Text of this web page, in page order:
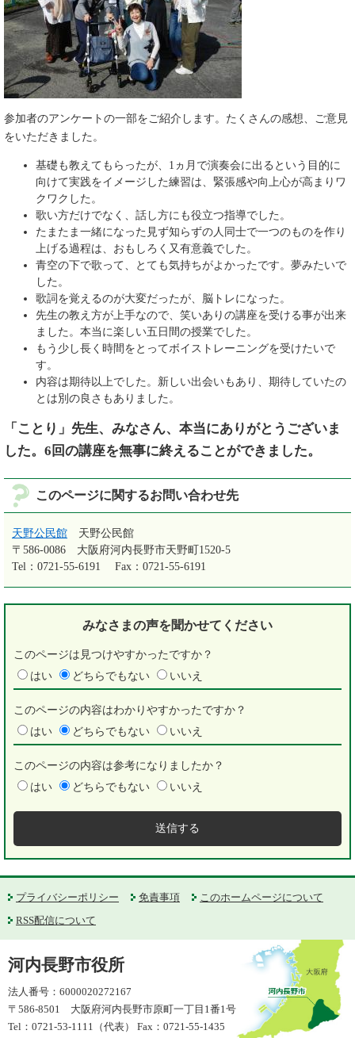
参加者のアンケートの一部をご紹介します。たくさんの感想、ご意見
をいただきました。
基礎も教えてもらったが、1ヵ月で演奏会に出るという目的に
向けて実践をイメージした練習は、緊張感や向上心が高まりワ
クワクした。
歌い方だけでなく、話し方にも役立つ指導でした。
たまたま一緒になった見ず知らずの人同士で一つのものを作り
上げる過程は、おもしろく又有意義でした。
青空の下で歌って、とても気持ちがよかったです。夢みたいで
した。
歌詞を覚えるのが大変だったが、脳トレになった。
先生の教え方が上手なので、笑いありの講座を受ける事が出来
ました。本当に楽しい五日間の授業でした。
もう少し長く時間をとってボイストレーニングを受けたいで
す。
内容は期待以上でした。新しい出会いもあり、期待していたの
とは別の良さもありました。
「ことり」先生、みなさん、本当にありがとうございま
した。6回の講座を無事に終えることができました。
このページに関するお問い合わせ先
天野公民館
天野公民館
〒586-0086
大阪府河内長野市天野町1520-5
Tel：0721-55-6191
Fax：0721-55-6191
みなさまの声を聞かせてください
このページは見つけやすかったですか？
はい
どちらでもない いいえ
このページの内容はわかりやすかったですか？
はい
どちらでもない いいえ
このページの内容は参考になりましたか？
はい
どちらでもない いいえ
プライバシーポリシー 免責事項
このホームページについて
RSS配信について
河内長野市役所
法人番号：6000020272167
〒586-8501 大阪府河内長野市原町一丁目1番1号
Tel：0721-53-1111（代表） Fax：0721-55-1435